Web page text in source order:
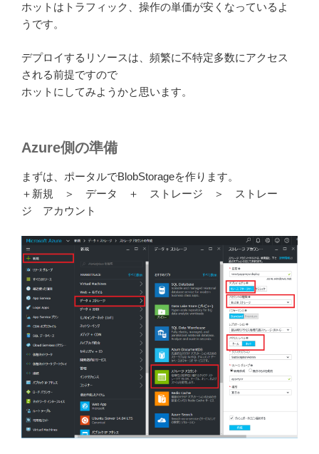
ホットはトラフィック、操作の単価が安くなっているよ
うです。
デプロイするリソースは、頻繁に不特定多数にアクセス
される前提ですので
ホットにしてみようかと思います。
Azure側の準備
まずは、ポータルでBlobStorageを作ります。
＋新規 ＞ データ ＋ ストレージ ＞ ストレー
ジ アカウント